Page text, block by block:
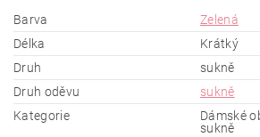
Barva
Zelená
Délka
Krátký
Druh
sukně
Druh oděvu
sukně
Kategorie
Dámské
sukně